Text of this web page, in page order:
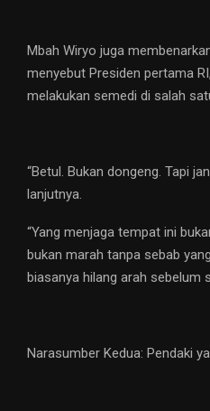
Mbah Wiryo juga
menyebut Presiden pertama
melakukan semedi di salah
“Betul. Bukan dongeng. Tapi
lanjutnya.
“Yang menjaga tempat ini
bukan marah tanpa sebab
biasanya hilang arah sebelum
Narasumber Kedua: Pendaki